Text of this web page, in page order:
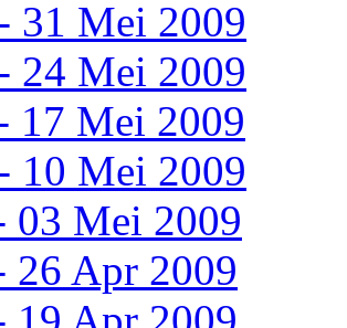
31 Mei 2009
24 Mei 2009
17 Mei 2009
10 Mei 2009
03 Mei 2009
26 Apr 2009